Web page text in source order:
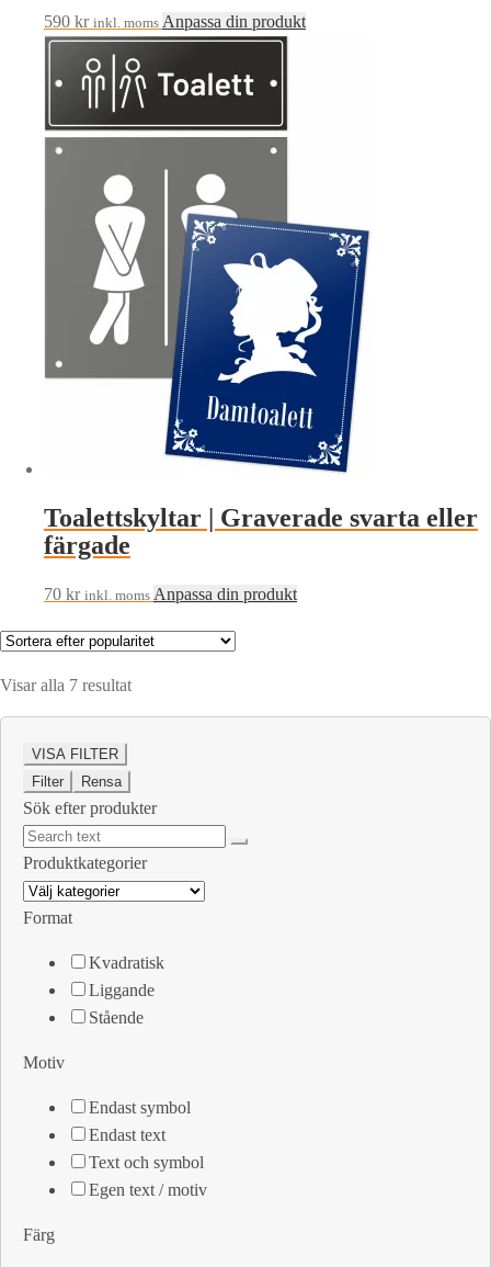
590 kr inkl. moms Anpassa din produkt
Toalettskyltar | Graverade svarta eller
färgade
70 kr inkl. moms Anpassa din produkt
Visar alla 7 resultatSortera
efter
VISA FILTER
Filter
Rensa
Sök efter produkter
Produktkategorier
Format
Kvadratisk
Liggande
Stående
Motiv
Endast symbol
Endast text
Text och symbol
Egen text / motiv
Färg